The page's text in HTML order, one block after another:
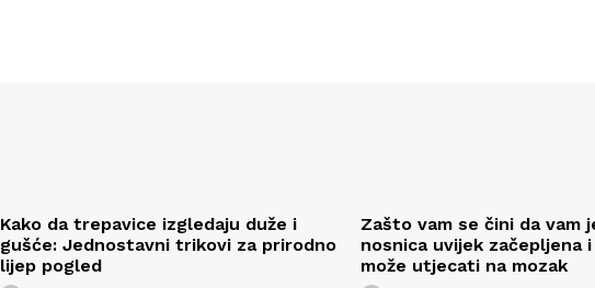
Kako da trepavice izgledaju duže i
gušće: Jednostavni trikovi za prirodno
lijep pogled
Zašto vam se čini da vam
nosnica uvijek začepljena
može utjecati na mozak